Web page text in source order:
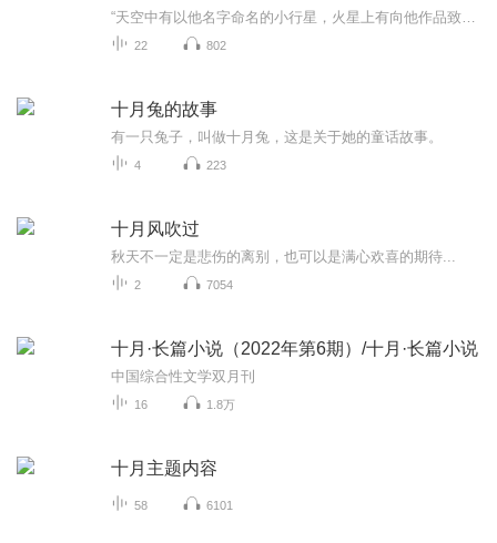
22 802
十月兔的故事
有一只兔子，叫做十月兔，这是关于她的童话故事。
4 223
十月风吹过
秋天不一定是悲伤的离别，也可以是满心欢喜的期待...
2 7054
十月·长篇小说（2022年第6期）/十月·长篇小说
中国综合性文学双月刊
16 1.8万
十月主题内容
58 6101